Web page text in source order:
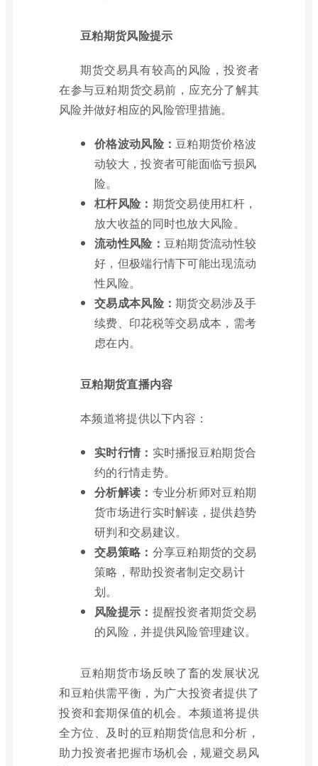
豆粕期货风险提示
期货交易具有较高的风险，投资者
在参与豆粕期货交易前，应充分了解其
风险并做好相应的风险管理措施。
价格波动风险：豆粕期货价格波
动较大，投资者可能面临亏损风
险。
杠杆风险： 期货交易使用杠杆，
放大收益的同时也放大风险。
流动性风险： 豆粕期货流动性较
好，但极端行情下可能出现流动
性风险。
交易成本风险：期货交易涉及手
续费、印花税等交易成本，需考
虑在内。
豆粕期货直播内容
本频道将提供以下内容：
实时行情： 实时播报豆粕期货合
约的行情走势。
分析解读： 专业分析师对豆粕期
货市场进行实时解读，提供趋势
研判和交易建议。
交易策略： 分享豆粕期货的交易
策略，帮助投资者制定交易计
划。
风险提示： 提醒投资者期货交易
的风险，并提供风险管理建议。
豆粕期货市场反映了畜的发展状况
和豆粕供需平衡，为广大投资者提供了
投资和套期保值的机会。本频道将提供
全方位、及时的豆粕期货信息和分析，
助力投资者把握市场机会，规避交易风